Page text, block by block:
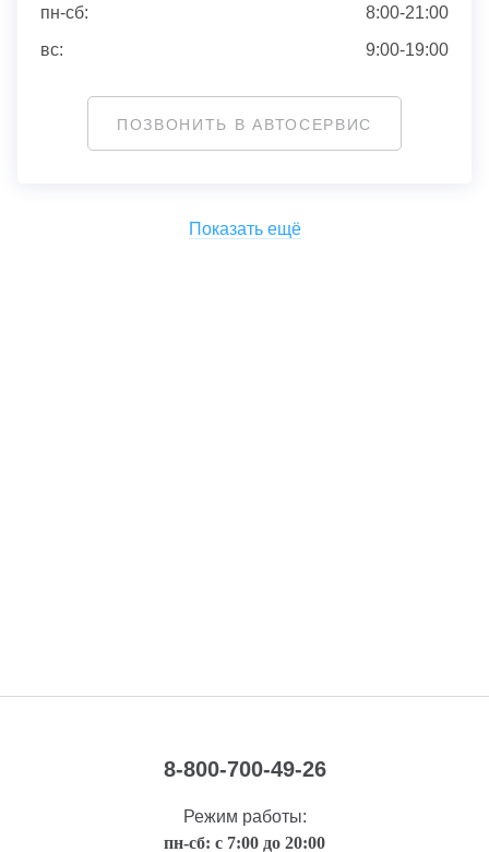
пн-сб:
8:00-21:00
вс:
9:00-19:00
ПОЗВОНИТЬ В АВТОСЕРВИС
Показать ещё
8-800-700-49-26
Режим работы:
пн-сб: с 7:00 до 20:00